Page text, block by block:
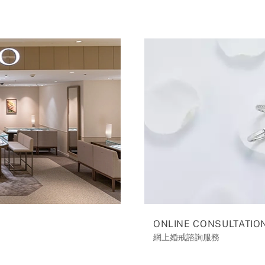
ONLINE
網上婚戒諮詢服務